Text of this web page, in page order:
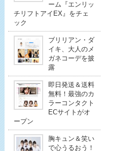
ーム『エンリッ
チリフトアイEX』をチェ
ック
ブリリアン・ダ
イキ、大人のメ
ガネコーデを披
露
即日発送＆送料
無料！最強のカ
ラーコンタクト
ECサイトがオ
ープン
胸キュン＆笑い
で心うるおう！